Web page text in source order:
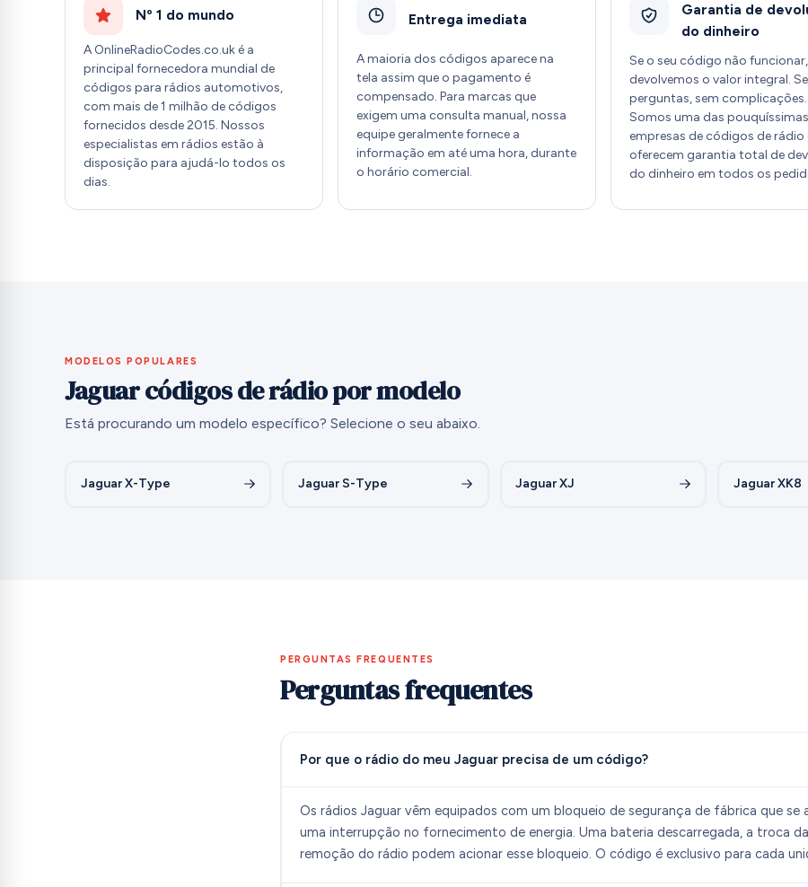
Nº 1 do mundo
A OnlineRadioCodes.co.uk é a
principal fornecedora mundial de
códigos para rádios automotivos,
com mais de 1 milhão de códigos
fornecidos desde 2015. Nossos
especialistas em rádios estão à
disposição para ajudá-lo todos os
dias.
Entrega imediata
A maioria dos códigos aparece na
tela assim que o pagamento é
compensado. Para marcas que
exigem uma consulta manual, nossa
equipe geralmente fornece a
informação em até uma hora, durante
o horário comercial.
Garantia de
do dinheiro
Se o seu código não funcionar,
devolvemos o valor integral.
perguntas, sem complicações.
Somos uma das pouquíssimas
empresas de códigos de rádio
oferecem garantia total de
do dinheiro em todos os
MODELOS POPULARES
Jaguar códigos de rádio por modelo
Está procurando um modelo específico? Selecione o seu abaixo.
Jaguar X-Type Jaguar S-Type Jaguar XJ Jaguar XK8
PERGUNTAS FREQUENTES
Perguntas frequentes
Por que o rádio do meu Jaguar precisa de um código?
Os rádios Jaguar vêm equipados com um bloqueio de segurança de fábrica que se
uma interrupção no fornecimento de energia. Uma bateria descarregada, a troca
remoção do rádio podem acionar esse bloqueio. O código é exclusivo para cada